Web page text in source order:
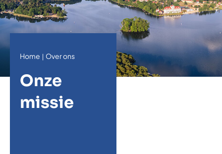
Home | Over ons
Onze
missie